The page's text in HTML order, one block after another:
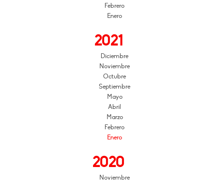
Febrero
Enero
2021
Diciembre
Noviembre
Octubre
Septiembre
Mayo
Abril
Marzo
Febrero
Enero
2020
Noviembre